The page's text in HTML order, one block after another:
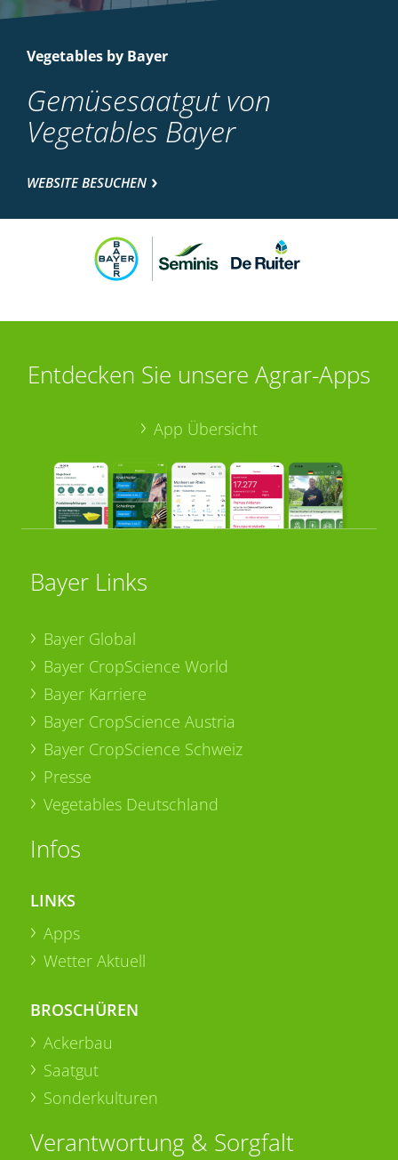
Vegetables by Bayer
Gemüsesaatgut von
Vegetables Bayer
WEBSITE BESUCHEN
Entdecken Sie unsere Agrar-Apps
App Übersicht
Bayer Links
Bayer Global
Bayer CropScience World
Bayer Karriere
Bayer CropScience Austria
Bayer CropScience Schweiz
Presse
Vegetables Deutschland
Infos
LINKS
Apps
Wetter Aktuell
BROSCHÜREN
Ackerbau
Saatgut
Sonderkulturen
Verantwortung & Sorgfalt